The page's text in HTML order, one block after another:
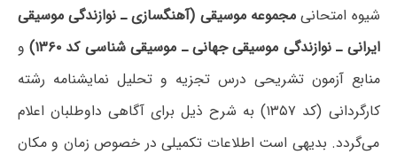
شیوه امتحانیمجموعه موسیقی (آهنگسازی ـ نوازندگی موسیقی
ایرانی ـ نوازندگی موسیقی جهانی ـ موسیقی شناسی کد ۱۳۶۰
) و
منابع آزمون تشریحی درس تجزیه و تحلیل نمایشنامه رشته
کارگردانی (کد ۱۳۵۷) به شرح ذیل برای آگاهی داوطلبان اعلام
می‌گردد. بدیهی است اطلاعات تکمیلی در خصوص زمان و مکان